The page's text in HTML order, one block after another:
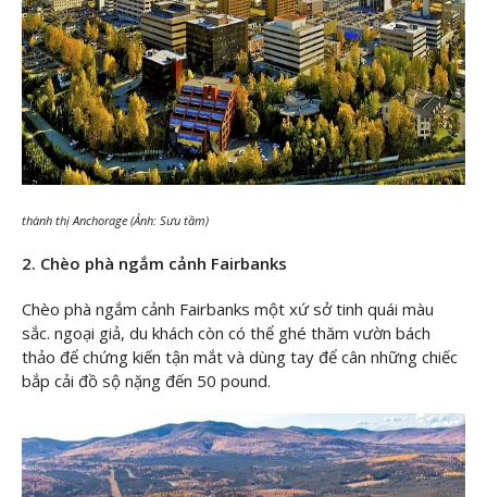
thành thị Anchorage (Ảnh: Sưu tầm)
2. Chèo phà ngắm cảnh Fairbanks
Chèo phà ngắm cảnh Fairbanks một xứ sở tinh quái màu
sắc. ngoại giả, du khách còn có thể ghé thăm vườn bách
thảo để chứng kiến tận mắt và dùng tay để cân những chiếc
bắp cải đồ sộ nặng đến 50 pound.